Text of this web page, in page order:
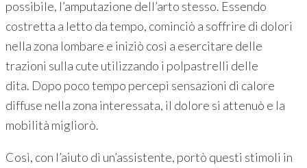
possibile, l’amputazione dell’arto stesso. Essendo
costretta a letto da tempo, cominciò a soffrire di dolori
nella zona lombare e iniziò così a esercitare delle
trazioni sulla cute utilizzando i polpastrelli delle
dita. Dopo poco tempo percepì sensazioni di calore
diffuse nella zona interessata, il dolore si attenuò e la
mobilità migliorò.
Così, con l’aiuto di un’assistente, portò questi stimoli in